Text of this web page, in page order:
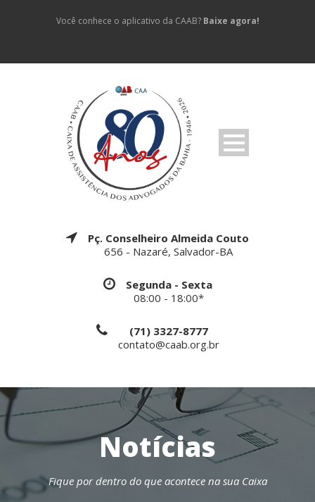
Você conhece o aplicativo da CAAB? Baixe agora!
Pç. Conselheiro Almeida Couto
656 - Nazaré, Salvador-BA
Segunda - Sexta
08:00 - 18:00*
(71) 3327-8777
contato@caab.org.br
Notícias
Fique por dentro do que acontece na sua Caixa